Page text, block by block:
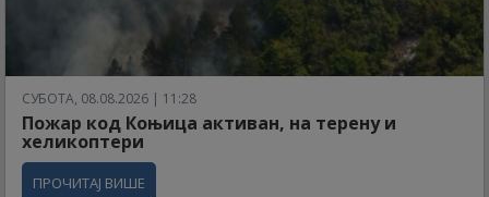
СУБОТА, 08.08.2026 | 11:28
Пожар код Коњица активан, на терену и
хеликоптери
ПРОЧИТАЈ ВИШЕ